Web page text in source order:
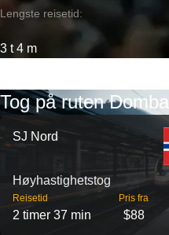
Lengste reisetid:
3 t 4 m
Tog på ruten
SJ Nord
Høyhastighetstog
Reisetid
2 timer 37 min
Pris fra
$88